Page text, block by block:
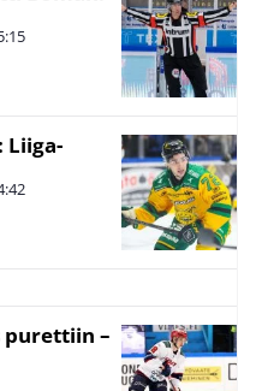
Liiga-
purettiin –